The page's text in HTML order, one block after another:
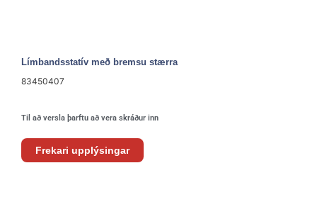
Límbandsstatív með bremsu stærra
83450407
Til að versla þarftu að vera skráður inn
Frekari upplýsingar